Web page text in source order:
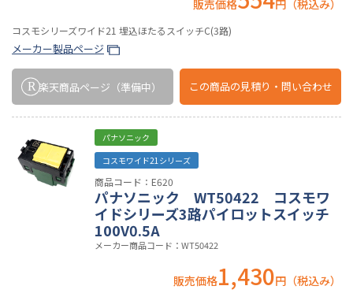
販売価格 円（税込み）
コスモシリーズワイド21 埋込ほたるスイッチC(3路)
メーカー製品ページ
楽天商品ページ （準備中） この商品の見積り・問い合わせ
パナソニック
コスモワイド21シリーズ
商品コード：E620
パナソニック WT50422 コスモワ
イドシリーズ3路パイロットスイッチ
100V0.5A
メーカー商品コード：WT50422
販売価格1,430円（税込み）